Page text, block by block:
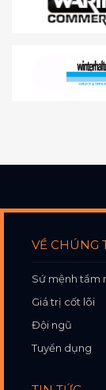
VỀ CHÚNG
Sứ mệnh tầm
Giá trị cốt lõi
Đội ngũ
Tuyển dụng